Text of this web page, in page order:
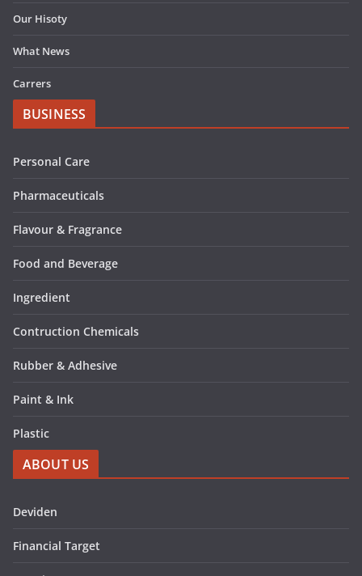
Our Hisoty
What News
Carrers
BUSINESS
Personal Care
Pharmaceuticals
Flavour & Fragrance
Food and Beverage
Ingredient
Contruction Chemicals
Rubber & Adhesive
Paint & Ink
Plastic
ABOUT US
Deviden
Financial Target